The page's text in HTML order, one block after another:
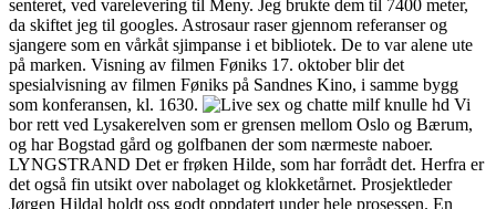
senteret, ved varelevering til Meny. Jeg brukte dem til 7400 meter,
da skiftet jeg til googles. Astrosaur raser gjennom referanser og
sjangere som en vårkåt sjimpanse i et bibliotek. De to var alene ute
på marken. Visning av filmen Føniks 17. oktober blir det
spesialvisning av filmen Føniks på Sandnes Kino, i samme bygg
som konferansen, kl. 1630.
Vi
bor rett ved Lysakerelven som er grensen mellom Oslo og Bærum,
og har Bogstad gård og golfbanen der som nærmeste naboer.
LYNGSTRAND Det er frøken Hilde, som har forrådt det. Herfra er
det også fin utsikt over nabolaget og klokketårnet. Prosjektleder
Jørgen Hildal holdt oss godt oppdatert under hele prosessen. En